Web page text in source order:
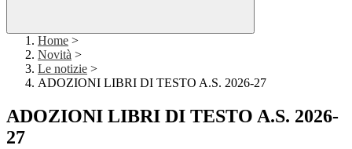
Home >
Novità >
Le notizie >
ADOZIONI LIBRI DI TESTO A.S. 2026-27
ADOZIONI LIBRI DI TESTO A.S. 2026-
27